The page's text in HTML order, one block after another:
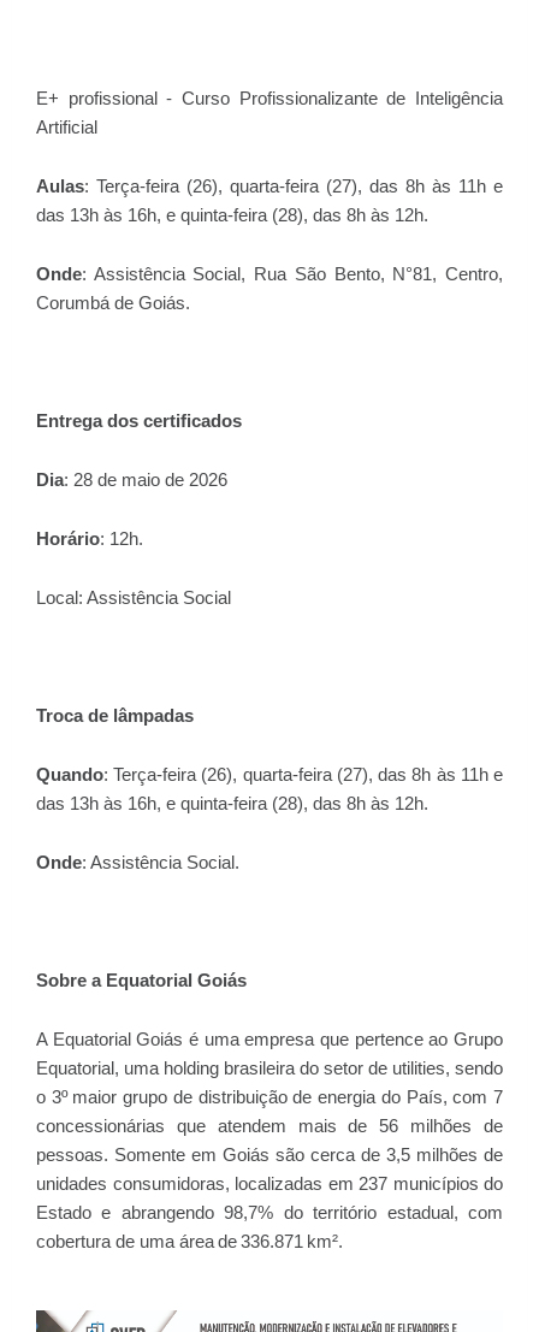
E+ profissional - Curso Profissionalizante de Inteligência
Artificial
Aulas: Terça-feira (26), quarta-feira (27), das 8h às 11h e
das 13h às 16h, e quinta-feira (28), das 8h às 12h.
Onde: Assistência Social, Rua São Bento, N°81, Centro,
Corumbá de Goiás.
Entrega dos certificados
Dia: 28 de maio de 2026
Horário: 12h.
Local: Assistência Social
Troca de lâmpadas
Quando: Terça-feira (26), quarta-feira (27), das 8h às 11h e
das 13h às 16h, e quinta-feira (28), das 8h às 12h.
Onde: Assistência Social.
Sobre a Equatorial Goiás
A Equatorial Goiás é uma empresa que pertence ao Grupo
Equatorial, uma holding brasileira do setor de utilities, sendo
o 3º maior grupo de distribuição de energia do País, com 7
concessionárias que atendem mais de 56 milhões de
pessoas. Somente em Goiás são cerca de 3,5 milhões de
unidades consumidoras, localizadas em 237 municípios do
Estado e abrangendo 98,7% do território estadual, com
cobertura de uma área de 336.871 km².